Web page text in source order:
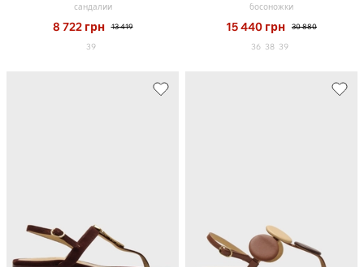
сандалии
8 722 грн 13 419
39
босоножки
15 440 грн 30 880
36 38 39